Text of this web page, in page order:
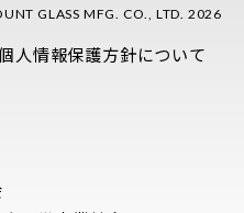
GLASS MFG. CO., LTD. 2026
人情報保護方針について